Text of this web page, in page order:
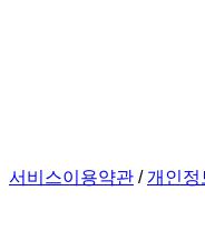
서비스이용약관 /개인정